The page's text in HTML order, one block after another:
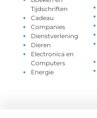
Tijdschriften
Cadeau
Companies
Dienstverlening
Dieren
Electronica en
Computers
Energie